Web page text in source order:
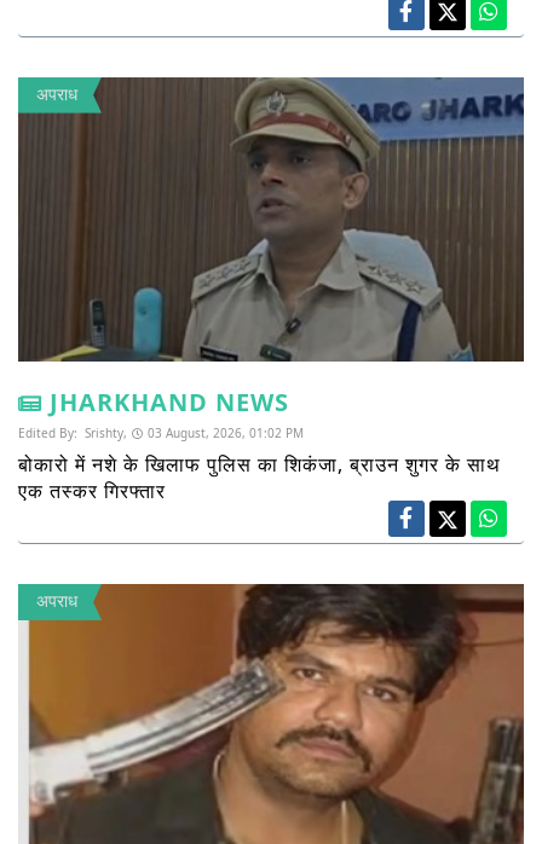
अपराध
JHARKHAND NEWS
Edited By: Srishty, 03 August, 2026, 01:02 PM
बोकारो में नशे के खिलाफ पुलिस का शिकंजा, ब्राउन शुगर के साथ
एक तस्कर गिरफ्तार
अपराध